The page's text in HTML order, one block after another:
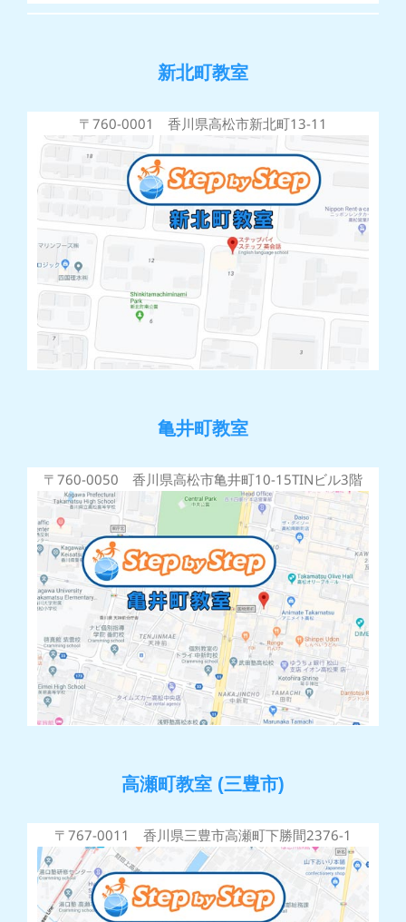
新北町教室
〒760-0001 香川県高松市新北町13-11
亀井町教室
〒760-0050 香川県高松市亀井町10-15TINビル3階
高瀬町教室 (三豊市)
〒767-0011 香川県三豊市高瀬町下勝間2376-1